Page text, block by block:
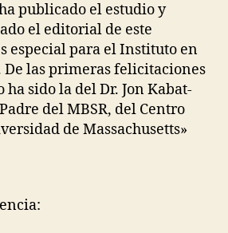
publicado el estudio y
el editorial de este
especial para el Instituto en
De las primeras felicitaciones
sido la del Dr. Jon Kabat-
del MBSR, del Centro
de Massachusetts»